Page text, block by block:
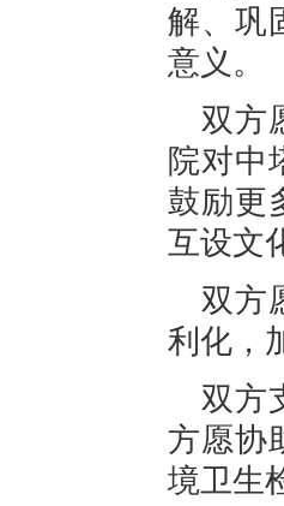
解、巩
意义。
双方
院对中
鼓励更
互设文
双方
利化，
双方
方愿协
境卫生